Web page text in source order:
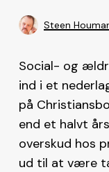
Steen
Social- og
ind i et
på
end et halvt
overskud hos
ud til at være